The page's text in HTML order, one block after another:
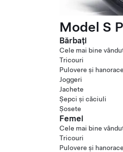
Model S
Bărbați
Cele mai bine
Tricouri
Pulovere și hanorace
Joggeri
Jachete
Șepci și căciuli
Șosete
Femei
Cele mai bine
Tricouri
Pulovere și hanorace